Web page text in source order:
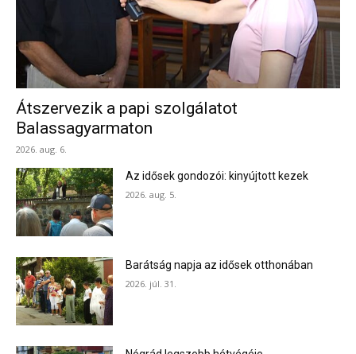
Átszervezik a papi szolgálatot
Balassagyarmaton
2026. aug. 6.
Az idősek gondozói: kinyújtott kezek
2026. aug. 5.
Barátság napja az idősek otthonában
2026. júl. 31.